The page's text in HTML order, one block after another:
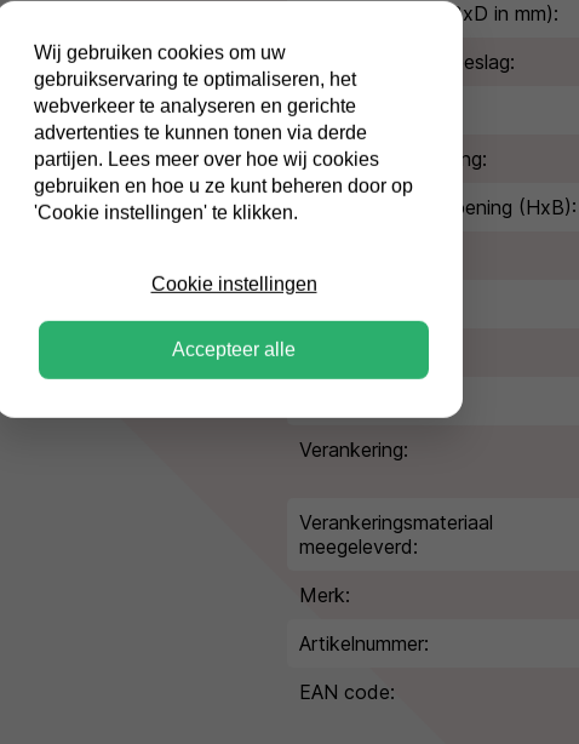
geld.
Ben je de
de deur openen.
eens bij de
.
Buitenmaten (HxBxD in mm):
Extra diepte kluisbeslag:
Type slot:
Type afstortopening:
Afmeting inwerpopening (HxB):
Verankering:
Verankeringsmateriaal
meegeleverd:
Merk:
Artikelnummer:
EAN code:
Wij gebruiken cookies om uw
gebruikservaring te optimaliseren, het
webverkeer te analyseren en gerichte
advertenties te kunnen tonen via derde
partijen. Lees meer over hoe wij cookies
gebruiken en hoe u ze kunt beheren door op
'Cookie instellingen' te klikken.
Cookie instellingen
Accepteer alle